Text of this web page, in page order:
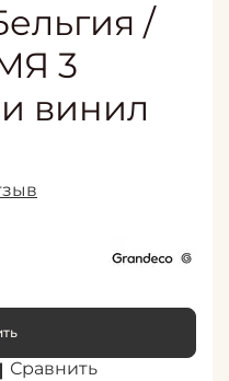
/
3
винил
Сравнить